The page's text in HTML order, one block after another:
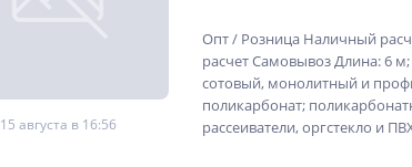
15 августа в 16:56
Опт / Розница Наличный
расчет Самовывоз Длина: 6
сотовый, монолитный и
поликарбонат;
рассеиватели, оргстекло и